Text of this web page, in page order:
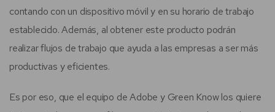
contando con un dispositivo móvil y en su horario de trabajo
establecido. Además, al obtener este producto podrán
realizar flujos de trabajo que ayuda a las empresas a ser más
productivas y eficientes.
Es por eso, que el equipo de Adobe y Green Know los quiere